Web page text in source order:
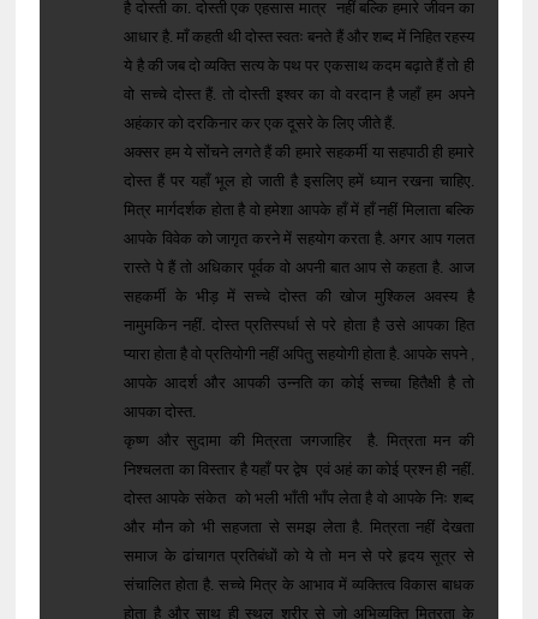
है दोस्ती का. दोस्ती एक एहसास मात्र नहीं बल्कि हमारे जीवन का
आधार है. माँ कहती थी दोस्त स्वतः बनते हैं और शब्द में निहित रहस्य
ये है की जब दो व्यक्ति सत्य के पथ पर एकसाथ कदम बढ़ाते हैं तो ही
वो सच्चे दोस्त हैं. तो दोस्ती इश्वर का वो वरदान है जहाँ हम अपने
अहंकार को दरकिनार कर एक दूसरे के लिए जीते हैं.
अक्सर हम ये सोंचने लगते हैं की हमारे सहकर्मी या सहपाठी ही हमारे
दोस्त हैं पर यहाँ भूल हो जाती है इसलिए हमें ध्यान रखना चाहिए.
मित्र मार्गदर्शक होता है वो हमेशा आपके हाँ में हाँ नहीं मिलाता बल्कि
आपके विवेक को जागृत करने में सहयोग करता है. अगर आप गलत
रास्ते पे हैं तो अधिकार पूर्वक वो अपनी बात आप से कहता है. आज
सहकर्मी के भीड़ में सच्चे दोस्त की खोज मुश्किल अवस्य है
नामुमकिन नहीं. दोस्त प्रतिस्पर्धा से परे होता है उसे आपका हित
प्यारा होता है वो प्रतियोगी नहीं अपितु सहयोगी होता है. आपके सपने ,
आपके आदर्श और आपकी उन्नति का कोई सच्चा हितैक्षी है तो
आपका दोस्त.
कृष्ण और सुदामा की मित्रता जगजाहिर है. मित्रता मन की
निश्चलता का विस्तार है यहाँ पर द्वेष एवं अहं का कोई प्रश्न ही नहीं.
दोस्त आपके संकेत को भली भाँती भाँप लेता है वो आपके निः शब्द
और मौन को भी सहजता से समझ लेता है. मित्रता नहीं देखता
समाज के ढांचागत प्रतिबंधों को ये तो मन से परे हृदय सूत्र से
संचालित होता है. सच्चे मित्र के आभाव में व्यक्तित्व विकास बाधक
होता है और साथ ही स्थूल शरीर से जो अभिव्यक्ति मित्रता के